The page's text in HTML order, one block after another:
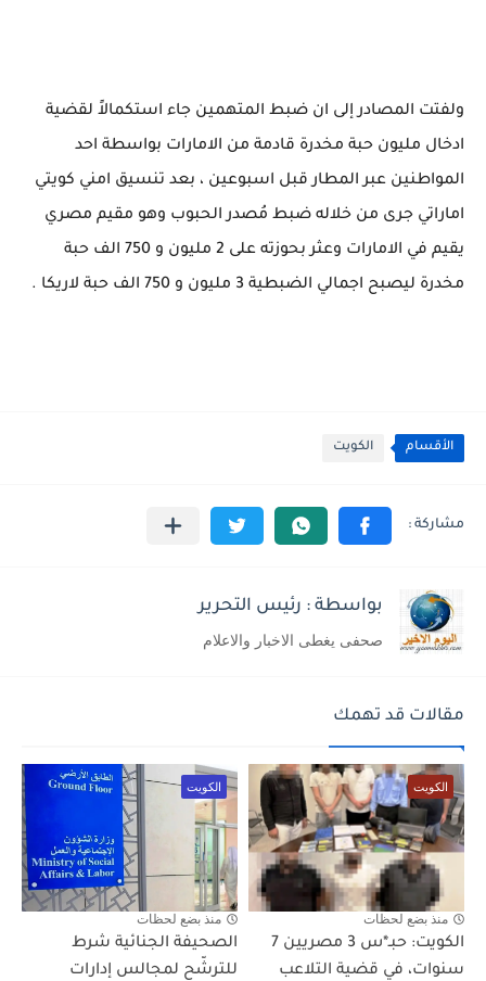
ولفتت المصادر إلى ان ضبط المتهمين جاء استكمالاً لقضية
ادخال مليون حبة مخدرة قادمة من الامارات بواسطة احد
المواطنين عبر المطار قبل اسبوعين ، بعد تنسيق امني كويتي
اماراتي جرى من خلاله ضبط مُصدر الحبوب وهو مقيم مصري
يقيم في الامارات وعثر بحوزته على 2 مليون و 750 الف حبة
مخدرة ليصبح اجمالي الضبطية 3 مليون و 750 الف حبة لاريكا .
الأقسام الكويت
بواسطة : رئيس التحرير
صحفى يغطى الاخبار والاعلام
مقالات قد تهمك
الكويت
منذ بضع لحظات
الكويت: حبـ*س 3 مصريين 7
سنوات، في قضية التلاعب
الكويت
منذ بضع لحظات
الصحيفة الجنائية شرط
للترشّح لمجالس إدارات